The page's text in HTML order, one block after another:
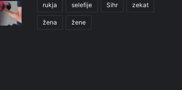
rukja selefije Sihr zekat
žena žene